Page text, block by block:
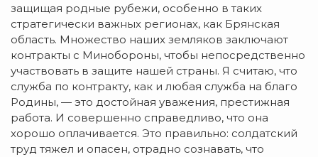
защищая родные рубежи, особенно в таких
стратегически важных регионах, как Брянская
область. Множество наших земляков заключают
контракты с Минобороны, чтобы непосредственно
участвовать в защите нашей страны. Я считаю, что
служба по контракту, как и любая служба на благо
Родины, — это достойная уважения, престижная
работа. И совершенно справедливо, что она
хорошо оплачивается. Это правильно: солдатский
труд тяжел и опасен, отрадно сознавать, что